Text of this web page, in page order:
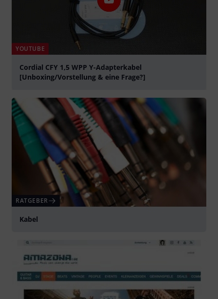
YOUTUBE
Cordial CFY 1,5 WPP Y-Adapterkabel
[Unboxing/Vorstellung & eine Frage?]
RATGEBER
Kabel